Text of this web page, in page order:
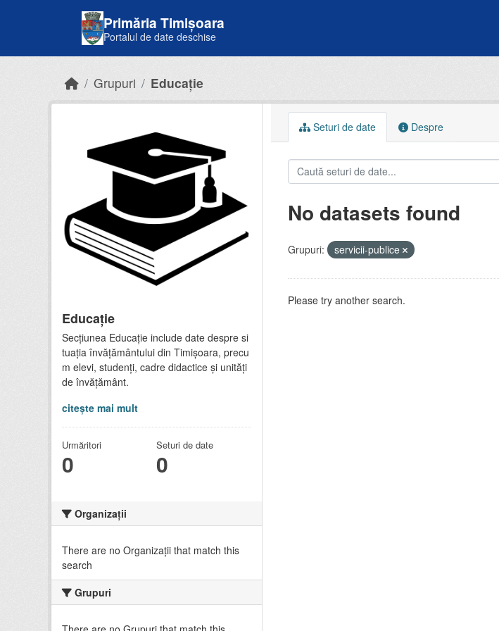
Primăria Timișoara
Portalul de date deschise
Grupuri Educație
Educație
Secțiunea Educație include date despre si
tuația învățământului din Timișoara, precu
m elevi, studenți, cadre didactice și unități
de învățământ.
citește mai mult
Urmăritori
0
Seturi de date
0
Organizații
There are no Organizații that match this
search
Grupuri
Seturi de date Despre
No datasets found
Grupuri: servicii-publice
Please try another search.